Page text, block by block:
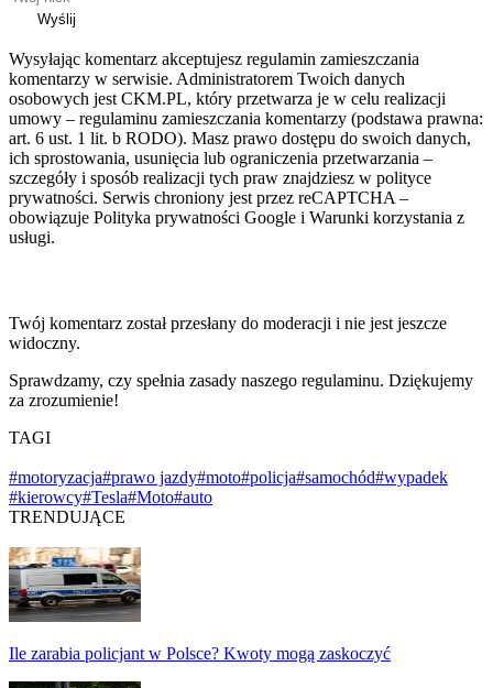
Wyślij
Wysyłając komentarz akceptujesz regulamin zamieszczania
komentarzy w serwisie. Administratorem Twoich danych
osobowych jest CKM.PL, który przetwarza je w celu realizacji
umowy – regulaminu zamieszczania komentarzy (podstawa prawna:
art. 6 ust. 1 lit. b RODO). Masz prawo dostępu do swoich danych,
ich sprostowania, usunięcia lub ograniczenia przetwarzania –
szczegóły i sposób realizacji tych praw znajdziesz w polityce
prywatności. Serwis chroniony jest przez reCAPTCHA –
obowiązuje Polityka prywatności Google i Warunki korzystania z
usługi.
Twój komentarz został przesłany do moderacji i nie jest jeszcze
widoczny.
Sprawdzamy, czy spełnia zasady naszego regulaminu. Dziękujemy
za zrozumienie!
TAGI
#motoryzacja#prawo jazdy#moto#policja#samochód#wypadek
#kierowcy#Tesla#Moto#auto
TRENDUJĄCE
Ile zarabia policjant w Polsce? Kwoty mogą zaskoczyć